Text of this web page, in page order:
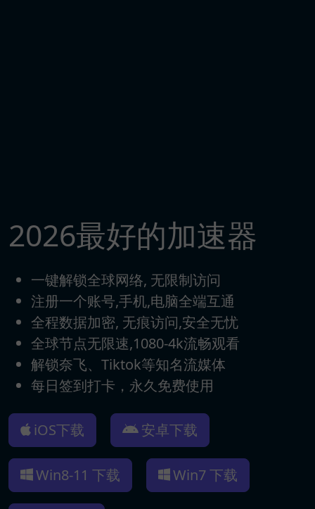
2026最好的加速器
一键解锁全球网络, 无限制访问
注册一个账号,手机,电脑全端互通
全程数据加密, 无痕访问,安全无忧
全球节点无限速,1080-4k流畅观看
解锁奈飞、Tiktok等知名流媒体
每日签到打卡，永久免费使用
iOS下载 安卓下载
Win8-11 下载 Win7 下载